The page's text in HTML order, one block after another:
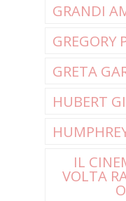
GRANDI
GREGORY
GRETA
HUBERT
IL
VOLTA